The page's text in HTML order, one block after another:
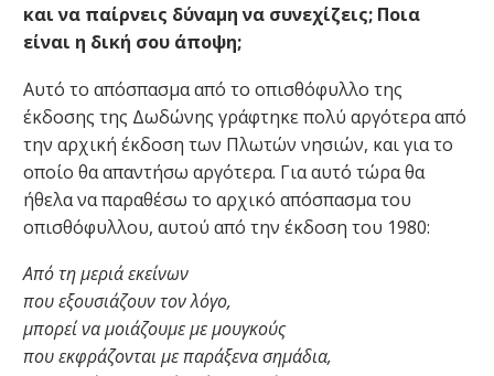
και να παίρνεις δύναμη να συνεχίζεις; Ποια
είναι η δική σου άποψη;
Αυτό το απόσπασμα από το οπισθόφυλλο της
έκδοσης της Δωδώνης γράφτηκε πολύ αργότερα από
την αρχική έκδοση των Πλωτών νησιών, και για το
οποίο θα απαντήσω αργότερα. Για αυτό τώρα θα
ήθελα να παραθέσω το αρχικό απόσπασμα του
οπισθόφυλλου, αυτού από την έκδοση του 1980:
Από τη μεριά εκείνων
που εξουσιάζουν τον λόγο,
μπορεί να μοιάζουμε με μουγκούς
που εκφράζονται με παράξενα σημάδια,